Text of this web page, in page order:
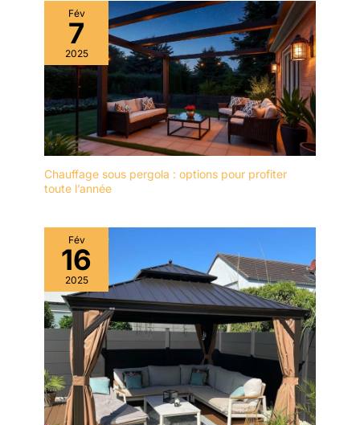
Fév
7
2025
Chauffage sous pergola : options pour profiter
toute l’année
Fév
16
2025